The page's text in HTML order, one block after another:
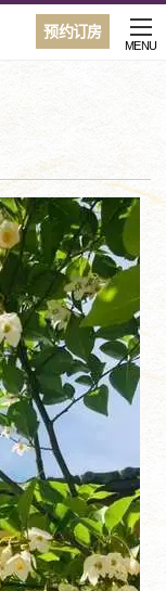
预约订房
MENU